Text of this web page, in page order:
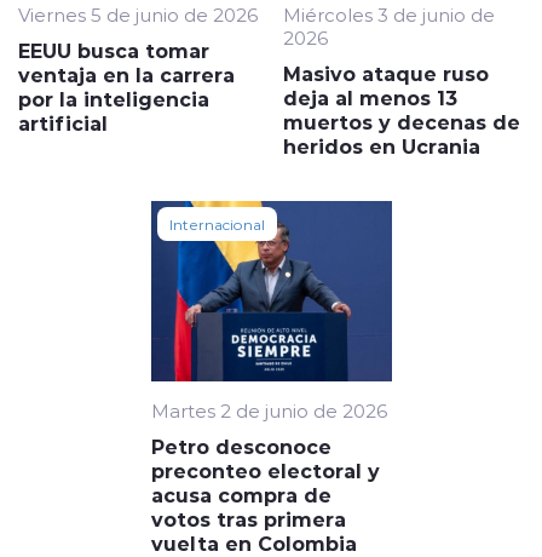
Viernes 5 de junio de 2026
EEUU busca tomar
ventaja en la carrera
por la inteligencia
artificial
Miércoles 3 de junio de
2026
Masivo ataque ruso
deja al menos 13
muertos y decenas de
heridos en Ucrania
Internacional
Martes 2 de junio de 2026
Petro desconoce
preconteo electoral y
acusa compra de
votos tras primera
vuelta en Colombia